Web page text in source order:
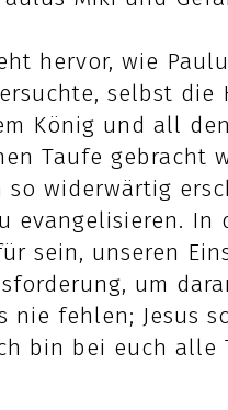
hervor, wie
selbst die
König und all
Taufe gebracht
so widerwärtig
evangelisieren. In
sein, unseren
um
nie fehlen; Jesus
bin bei euch alle